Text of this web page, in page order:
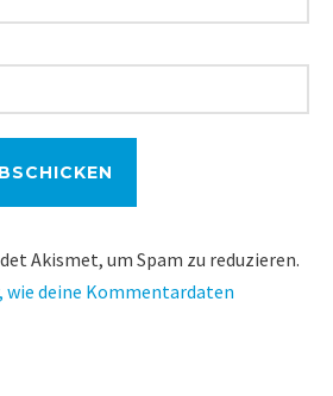
Akismet, um Spam zu reduzieren.
wie deine Kommentardaten